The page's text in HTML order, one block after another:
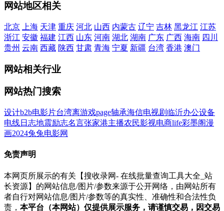
网站地区相关
北京 上海 天津 重庆 河北 山西 内蒙古 辽宁 吉林 黑龙江 江苏
浙江 安徽 福建 江西 山东 河南 湖北 湖南 广东 广西 海南 四川
贵州 云南 西藏 陕西 甘肃 青海 宁夏 新疆 台湾 香港 澳门
网站相关行业
网站热门搜索
设计b2b电影片台湾离游戏page轴承海信电视剧 临沂办公设备
电线日志地震励志名言张家港主播农民影视电商life彩墨阁漫
画2024兔兔电影网
免责声明
本网页所展示的有关【搜收录网- 在线批量查询工具大全_站
长资源】的网站信息/图片/参数来源于公开网络，由网站所有
者自行对网站信息/图片/参数等的真实性、准确性和合法性负
责， 本平台（本网站）仅提供展示服务，请谨慎交易，因交易